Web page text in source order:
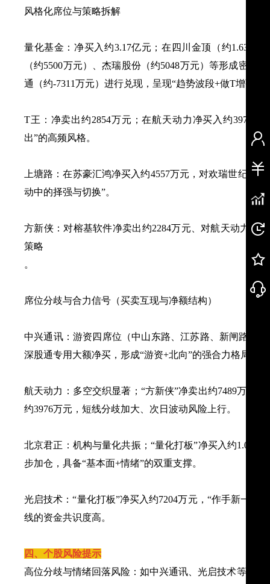
风格化席位与策略拆解
量化基金：净买入约3.17亿元；在四川金顶（约1.63亿
（约5500万元）、杰瑞股份（约5048万元）等形成密集
通（约-7311万元）进行兑现，呈现“趋势波段+做T增强”
T王：净卖出约2854万元；在航天动力净买入约3976
出”的高频风格。
上塘路：在苏豪汇鸿净买入约4557万元，对欢瑞世纪净
动中的择强与切换”。
方新侠：对榕基软件净卖出约2284万元、对航天动力净
策略
。
席位分歧与合力信号（买卖互现与净额结构）
中兴通讯：游资四席位（中山东路、江苏路、新闸路、
深股通专用大额净买，形成“游资+北向”的强合力格局。
航天动力：多空交织显著；“方新侠”净卖出约7489万元
约3976万元，短线分歧加大、次日波动风险上行。
北京君正：机构与量化共振；“量化打板”净买入约1.05
步加仓，具备“基本面+情绪”的双重支撑。
光启技术：“量化打板”净买入约7204万元，“作手新一”
线的资金共识度高。
四、个股风险提示
高位分歧与情绪回落风险：如中兴通讯、光启技术等龙